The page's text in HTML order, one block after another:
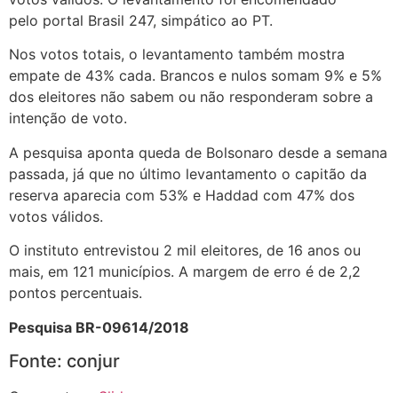
pelo portal Brasil 247, simpático ao PT.
Nos votos totais, o levantamento também mostra
empate de 43% cada. Brancos e nulos somam 9% e 5%
dos eleitores não sabem ou não responderam sobre a
intenção de voto.
A pesquisa aponta queda de Bolsonaro desde a semana
passada, já que no último levantamento o capitão da
reserva aparecia com 53% e Haddad com 47% dos
votos válidos.
O instituto entrevistou 2 mil eleitores, de 16 anos ou
mais, em 121 municípios. A margem de erro é de 2,2
pontos percentuais.
Pesquisa BR-09614/2018
Fonte: conjur